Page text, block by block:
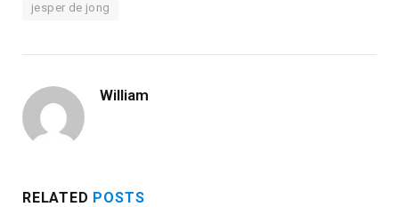
jesper de jong
William
RELATED POSTS